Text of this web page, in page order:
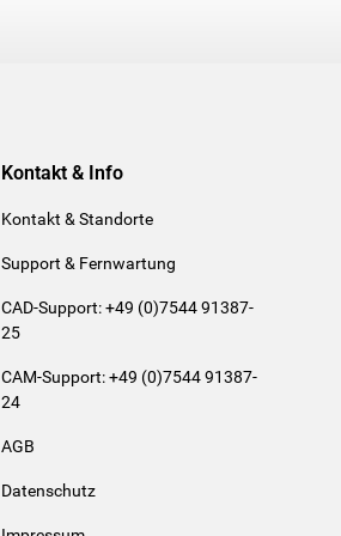
Kontakt & Info
Kontakt & Standorte
Support & Fernwartung
CAD-Support: +49 (0)7544 91387-
25
CAM-Support: +49 (0)7544 91387-
24
AGB
Datenschutz